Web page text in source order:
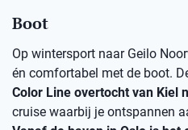
Boot
Op wintersport naar Geilo
én comfortabel met de boot.
Color Line overtocht van Kiel
cruise waarbij je ontspannen